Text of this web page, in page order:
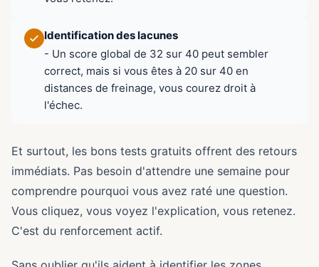
Identification des lacunes
- Un score global de 32 sur 40 peut sembler
correct, mais si vous êtes à 20 sur 40 en
distances de freinage, vous courez droit à
l'échec.
Et surtout, les bons tests gratuits offrent des retours
immédiats. Pas besoin d'attendre une semaine pour
comprendre pourquoi vous avez raté une question.
Vous cliquez, vous voyez l'explication, vous retenez.
C'est du renforcement actif.